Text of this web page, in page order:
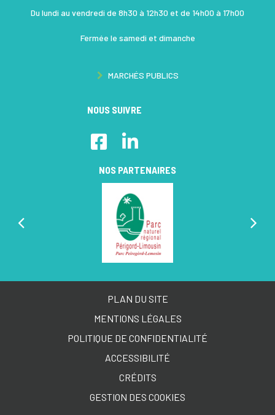
Du lundi au vendredi de 8h30 à 12h30 et de 14h00 à 17h00
Fermée le samedi et dimanche
COMMUNAUTÉ DE COMMUNES PÉRIGORD-LIMOUSIN, VILLES
MARCHÉS PUBLICS
NOUS SUIVRE
Lien vers le compte Facebook
NOS PARTENAIRES
PLAN DU SITE
MENTIONS LÉGALES
POLITIQUE DE CONFIDENTIALITÉ
ACCESSIBILITÉ
CRÉDITS
GESTION DES COOKIES